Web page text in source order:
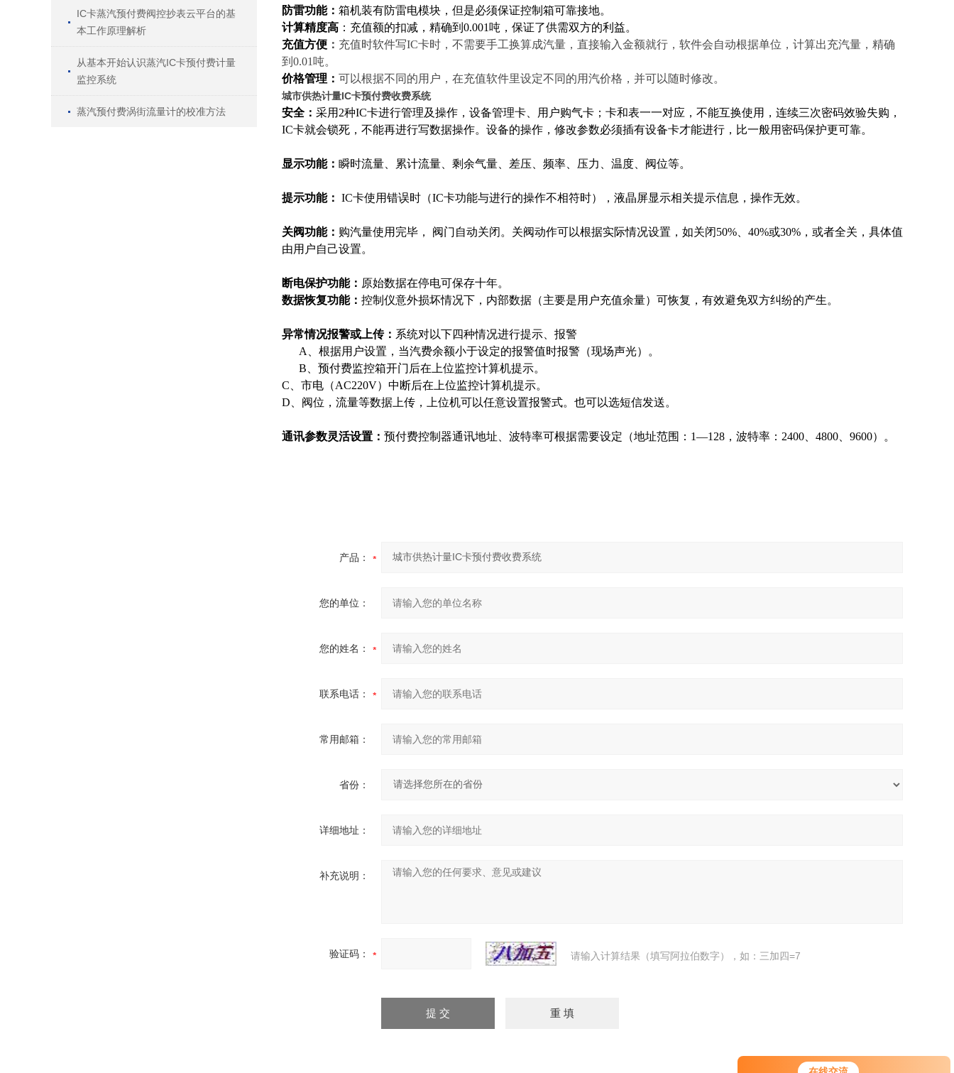
IC卡蒸汽预付费阀控抄表云平台的基
本工作原理解析
从基本开始认识蒸汽IC卡预付费计量
监控系统
蒸汽预付费涡街流量计的校准方法
防雷功能： 箱机装有防雷电模块，但是必须保证控制箱可靠接地。
计算精度高 ：充值额的扣减，精确到0.001吨，保证了供需双方的利益。
充值方便 ： 充值时软件写IC卡时，不需要手工换算成汽量，直接输入金额就行，软件会自动根据单位，计算出充汽量，精确
到0.01吨。
价格管理： 可以根据不同的用户，在充值软件里设定不同的用汽价格，并可以随时修改。
城市供热计量IC卡预付费收费系统
安全： 采用 2种IC卡进行管理及操作，设备管理卡、用户购气卡；卡和表一一对应，不能互换使用，连续三次密码效验失购，
IC卡就会锁死，不能再进行写数据操作。设备的操作，修改参数必须插有设备卡才能进行，比一般用密码保护更可靠。
显示功能： 瞬时流量、累计流量、剩余气量、差压、频率、压力、温度、阀位等。
提示功能： IC卡使用错误时（IC卡功能与进行的操作不相符时），液晶屏显示相关提示信息，操作无效。
关阀功能： 购汽量使用完毕， 阀门自动关闭。关阀动作可以根据实际情况设置，如关闭50%、40%或30%，或者全关，具体值
由用户自己设置。
断电保护功能： 原始数据在停电可保存十年。
数据恢复功能： 控制仪意外损坏情况下，内部数据（主要是用户充值余量）可恢复，有效避免双方纠纷的产生。
异常情况报警或上传： 系统对以下四种情况进行提示、报警
A、根据用户设置，当汽费余额小于设定的报警值时报警（现场声光）。
B、预付费监控箱开门后在上位监控计算机提示。
C、市电（AC220V）中断后在上位监控计算机提示。
D、阀位，流量等数据上传，上位机可以任意设置报警式。也可以选短信发送。
通讯参数灵活设置： 预付费控制器通讯地址、波特率可根据需要设定（地址范围：1—128，波特率：2400、4800、9600）。
产品：
您的单位：
您的姓名：
联系电话：
常用邮箱：
省份：
详细地址：
补充说明：
验证码： 请输入计算结果（填写阿拉伯数字），如：三加四=7